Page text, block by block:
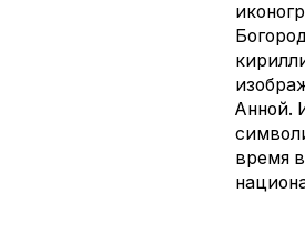
Анной.
время